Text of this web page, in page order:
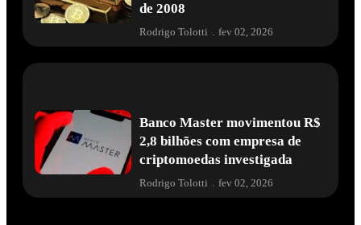
de 2008
Rodrigo Tolotti . fev 02, 2026
Banco Master movimentou R$
2,8 bilhões com empresa de
criptomoedas investigada
Rodrigo Tolotti fev 02, 2026